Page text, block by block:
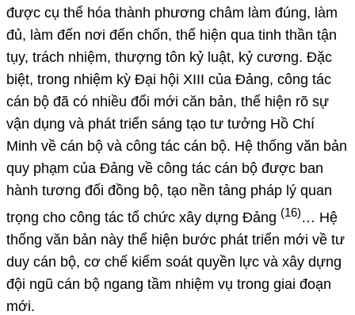
được cụ thể hóa thành phương châm làm đúng, làm
đủ, làm đến nơi đến chốn, thể hiện qua tinh thần tận
tụy, trách nhiệm, thượng tôn kỷ luật, kỷ cương. Đặc
biệt, trong nhiệm kỳ Đại hội XIII của Đảng, công tác
cán bộ đã có nhiều đổi mới căn bản, thể hiện rõ sự
vận dụng và phát triển sáng tạo tư tưởng Hồ Chí
Minh về cán bộ và công tác cán bộ. Hệ thống văn bản
quy phạm của Đảng về công tác cán bộ được ban
hành tương đối đồng bộ, tạo nền tảng pháp lý quan
trọng cho công tác tổ chức xây dựng Đảng (16)… Hệ
thống văn bản này thể hiện bước phát triển mới về tư
duy cán bộ, cơ chế kiểm soát quyền lực và xây dựng
đội ngũ cán bộ ngang tầm nhiệm vụ trong giai đoạn
mới.